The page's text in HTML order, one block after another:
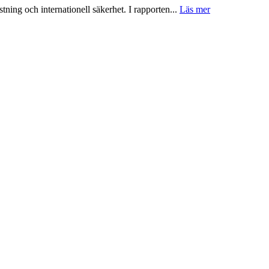
och internationell säkerhet. I rapporten... Läs mer